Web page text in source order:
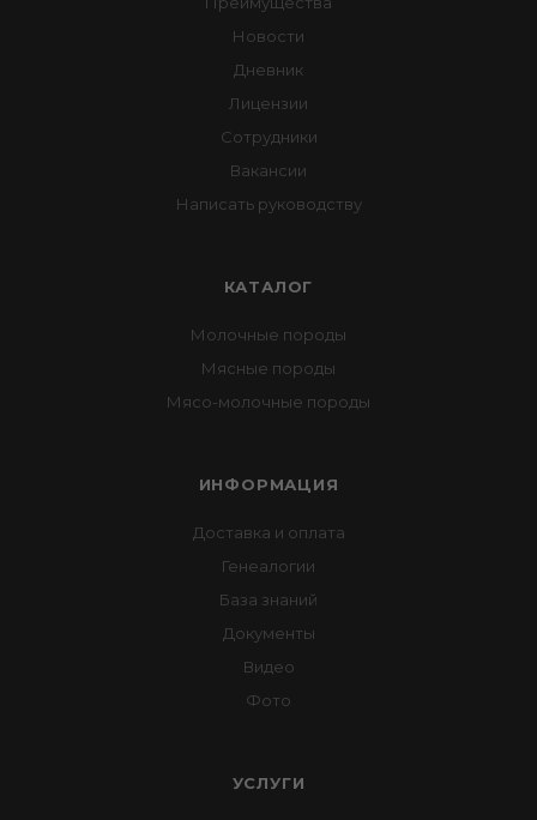
Новости
Дневник
Лицензии
Сотрудники
Вакансии
Написать руководству
КАТАЛОГ
Молочные породы
Мясные породы
Мясо-молочные породы
ИНФОРМАЦИЯ
Доставка и оплата
Генеалогии
База знаний
Документы
Видео
Фото
УСЛУГИ